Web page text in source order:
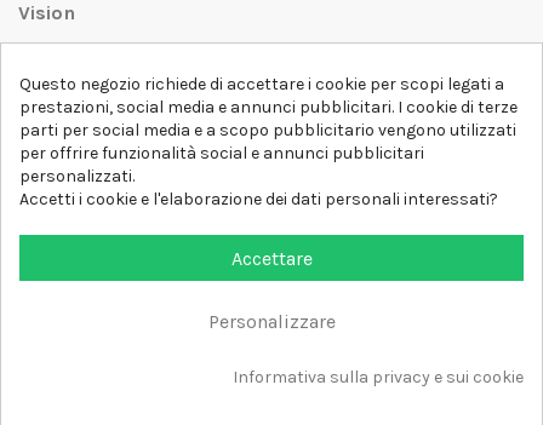
Vision
belli da vedere, ma che trasmettano anche un messaggio importante.
Che siate alla ricerca di una t-shirt unica e di tendenza, di una felpa
comoda e accogliente o di un accessorio esclusivo,D-SHIRTha
qualcosa per tutti.
Follow us
Questo negozio richiede di accettare i cookie per scopi legati a
prestazioni, social media e annunci pubblicitari. I cookie di terze
parti per social media e a scopo pubblicitario vengono utilizzati
per offrire funzionalità social e annunci pubblicitari
personalizzati.
Accetti i cookie e l'elaborazione dei dati personali interessati?
Accettare
Personalizzare
Informativa sulla privacy e sui cookie